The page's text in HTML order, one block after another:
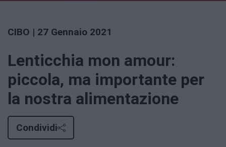
CIBO | 27 Gennaio 2021
Lenticchia mon amour:
piccola, ma importante per
la nostra alimentazione
Condividi